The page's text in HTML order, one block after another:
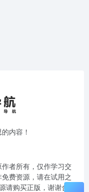
内容！
者所有，仅作学习交
费资源，请在试用之
请购买正版，谢谢合